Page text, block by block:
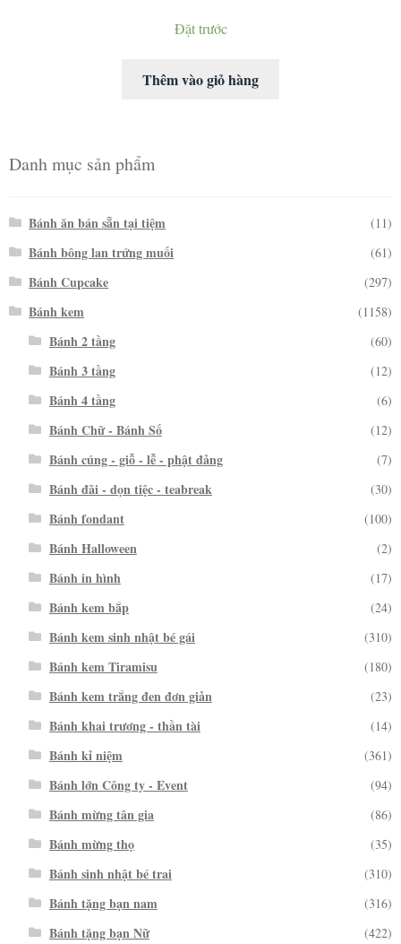
Đặt trước
Thêm vào giỏ hàng
Danh mục sản phẩm
Bánh ăn bán sẵn tại tiệm (11)
Bánh bông lan trứng muối (61)
Bánh Cupcake (297)
Bánh kem (1158)
Bánh 2 tầng (60)
Bánh 3 tầng (12)
Bánh 4 tầng (6)
Bánh Chữ - Bánh Số (12)
Bánh cúng - giỗ - lễ - phật đảng (7)
Bánh đãi - dọn tiệc - teabreak (30)
Bánh fondant (100)
Bánh Halloween (2)
Bánh in hình (17)
Bánh kem bắp (24)
Bánh kem sinh nhật bé gái (310)
Bánh kem Tiramisu (180)
Bánh kem trắng đen đơn giản (23)
Bánh khai trương - thần tài (14)
Bánh kỉ niệm (361)
Bánh lớn Công ty - Event (94)
Bánh mừng tân gia (86)
Bánh mừng thọ (35)
Bánh sinh nhật bé trai (310)
Bánh tặng bạn nam (316)
Bánh tặng bạn Nữ (422)